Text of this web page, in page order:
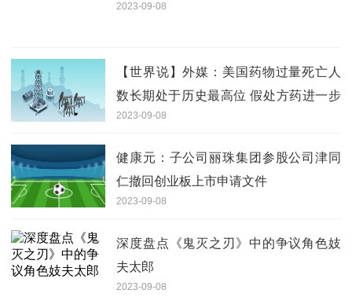
2023-09-08
【世界说】外媒：美国药物过量死亡人
数长期处于历史最高位 假处方药进一步
加剧阿片类药物危机
2023-09-08
健康元：子公司丽珠集团参股公司津同
仁撤回创业板上市申请文件
2023-09-08
深度盘点《鬼灭之刃》中的争议角色妓
夫太郎
2023-09-08